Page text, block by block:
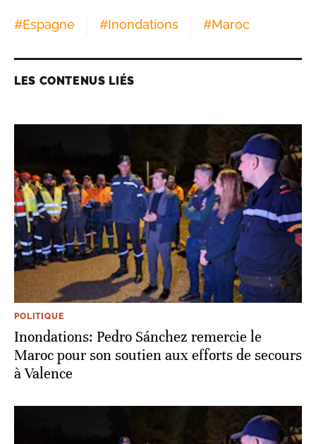
#Espagne #Inondations #Maroc
LES CONTENUS LIÉS
POLITIQUE
Inondations: Pedro Sánchez remercie le
Maroc pour son soutien aux efforts de secours
à Valence